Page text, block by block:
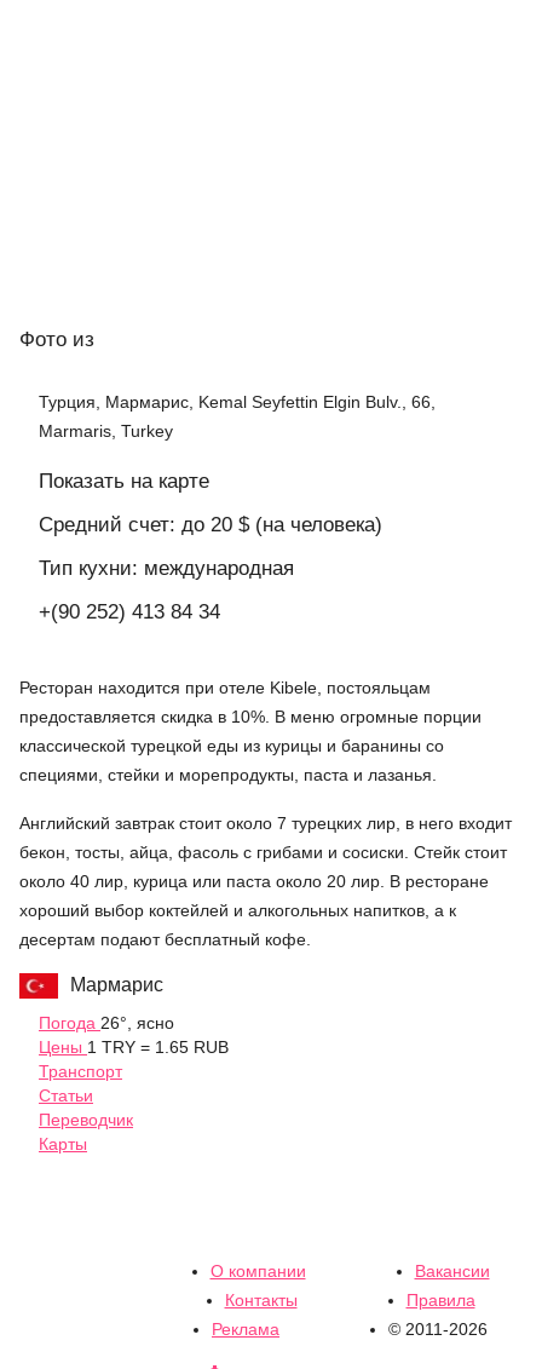
Фото из
Турция, Мармарис, Kemal Seyfettin Elgin Bulv., 66,
Marmaris, Turkey
Показать на карте
Средний счет: до 20 $ (на человека)
Тип кухни: международная
+(90 252) 413 84 34
Ресторан находится при отеле Kibele, постояльцам
предоставляется скидка в 10%. В меню огромные порции
классической турецкой еды из курицы и баранины со
специями, стейки и морепродукты, паста и лазанья.
Английский завтрак стоит около 7 турецких лир, в него входит
бекон, тосты, айца, фасоль с грибами и сосиски. Стейк стоит
около 40 лир, курица или паста около 20 лир. В ресторане
хороший выбор коктейлей и алкогольных напитков, а к
десертам подают бесплатный кофе.
Мармарис
Погода 26°, ясно
Цены 1 TRY = 1.65 RUB
Транспорт
Статьи
Переводчик
Карты
О компании
Вакансии
Контакты
Правила
Реклама
© 2011-2026